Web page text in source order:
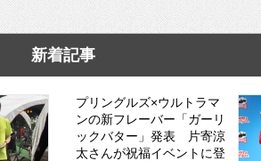
新着記事
プリングルズ×ウルトラマ
ンの新フレーバー「ガーリ
ックバター」発表 片寄涼
太さんが祝福イベントに登